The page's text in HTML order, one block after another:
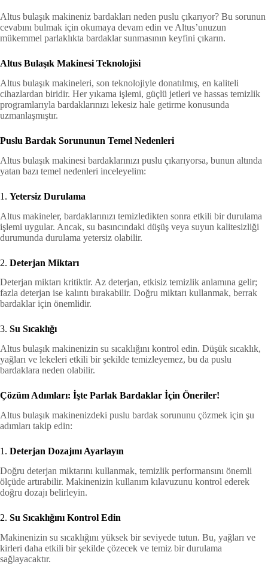
Altus bulaşık makineniz bardakları neden puslu çıkarıyor? Bu sorunun
cevabını bulmak için okumaya devam edin ve Altus’unuzun
mükemmel parlaklıkta bardaklar sunmasının keyfini çıkarın.
Altus Bulaşık Makinesi Teknolojisi
Altus bulaşık makineleri, son teknolojiyle donatılmış, en kaliteli
cihazlardan biridir. Her yıkama işlemi, güçlü jetleri ve hassas temizlik
programlarıyla bardaklarınızı lekesiz hale getirme konusunda
uzmanlaşmıştır.
Puslu Bardak Sorununun Temel Nedenleri
Altus bulaşık makinesi bardaklarınızı puslu çıkarıyorsa, bunun altında
yatan bazı temel nedenleri inceleyelim:
1. Yetersiz Durulama
Altus makineler, bardaklarınızı temizledikten sonra etkili bir durulama
işlemi uygular. Ancak, su basıncındaki düşüş veya suyun kalitesizliği
durumunda durulama yetersiz olabilir.
2. Deterjan Miktarı
Deterjan miktarı kritiktir. Az deterjan, etkisiz temizlik anlamına gelir;
fazla deterjan ise kalıntı bırakabilir. Doğru miktarı kullanmak, berrak
bardaklar için önemlidir.
3. Su Sıcaklığı
Altus bulaşık makinenizin su sıcaklığını kontrol edin. Düşük sıcaklık,
yağları ve lekeleri etkili bir şekilde temizleyemez, bu da puslu
bardaklara neden olabilir.
Çözüm Adımları: İşte Parlak Bardaklar İçin Öneriler!
Altus bulaşık makinenizdeki puslu bardak sorununu çözmek için şu
adımları takip edin:
1. Deterjan Dozajını Ayarlayın
Doğru deterjan miktarını kullanmak, temizlik performansını önemli
ölçüde artırabilir. Makinenizin kullanım kılavuzunu kontrol ederek
doğru dozajı belirleyin.
2. Su Sıcaklığını Kontrol Edin
Makinenizin su sıcaklığını yüksek bir seviyede tutun. Bu, yağları ve
kirleri daha etkili bir şekilde çözecek ve temiz bir durulama
sağlayacaktır.